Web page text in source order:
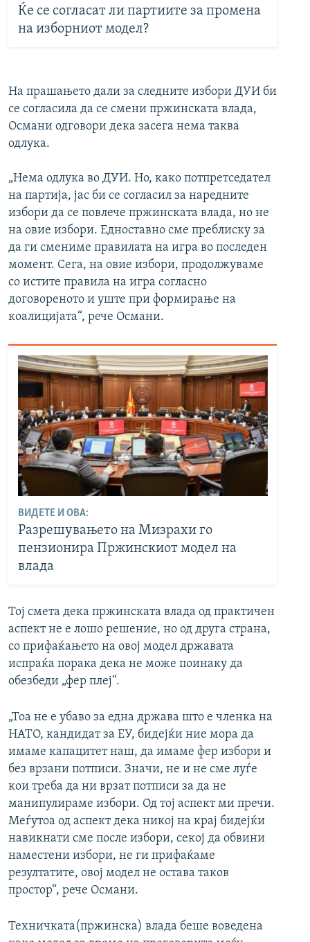
Ќе се согласат ли партиите за промена
на изборниот модел?
На прашањето дали за следните избори ДУИ би
се согласила да се смени пржинската влада,
Османи одговори дека засега нема таква
одлука.
„Нема одлука во ДУИ. Но, како потпретседател
на партија, јас би се согласил за наредните
избори да се повлече пржинската влада, но не
на овие избори. Едноставно сме преблиску за
да ги смениме правилата на игра во последен
момент. Сега, на овие избори, продолжуваме
со истите правила на игра согласно
договореното и уште при формирање на
коалицијата“, рече Османи.
ВИДЕТЕ И ОВА:
Разрешувањето на Мизрахи го
пензионира Пржинскиот модел на
влада
Тој смета дека пржинската влада од практичен
аспект не е лошо решение, но од друга страна,
со прифаќањето на овој модел државата
испраќа порака дека не може поинаку да
обезбеди „фер плеј“.
„Тоа не е убаво за една држава што е членка на
НАТО, кандидат за ЕУ, бидејќи ние мора да
имаме капацитет наш, да имаме фер избори и
без врзани потписи. Значи, не и не сме луѓе
кои треба да ни врзат потписи за да не
манипулираме избори. Од тој аспект ми пречи.
Меѓутоа од аспект дека никој на крај бидејќи
навикнати сме после избори, секој да обвини
наместени избори, не ги прифаќаме
резултатите, овој модел не остава таков
простор“, рече Османи.
Техничката(пржинска) влада беше воведена